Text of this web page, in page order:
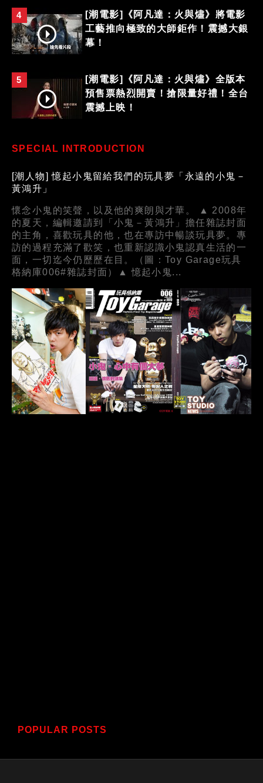
4
[潮電影]《阿凡達：火與燼》將電影
工藝推向極致的大師鉅作！震撼大銀
幕！
5
[潮電影]《阿凡達：火與燼》全版本
預售票熱烈開賣！搶限量好禮！全台
震撼上映！
SPECIAL INTRODUCTION
[潮人物] 憶起小鬼留給我們的玩具夢「永遠的小鬼－
黃鴻升」
懷念小鬼的笑聲，以及他的爽朗與才華。 ▲ 2008年
的夏天，編輯邀請到「小鬼－黃鴻升」擔任雜誌封面
的主角，喜歡玩具的他，也在專訪中暢談玩具夢。專
訪的過程充滿了歡笑，也重新認識小鬼認真生活的一
面，一切迄今仍歷歷在目。（圖：Toy Garage玩具
格納庫006#雜誌封面）▲ 憶起小鬼...
POPULAR POSTS